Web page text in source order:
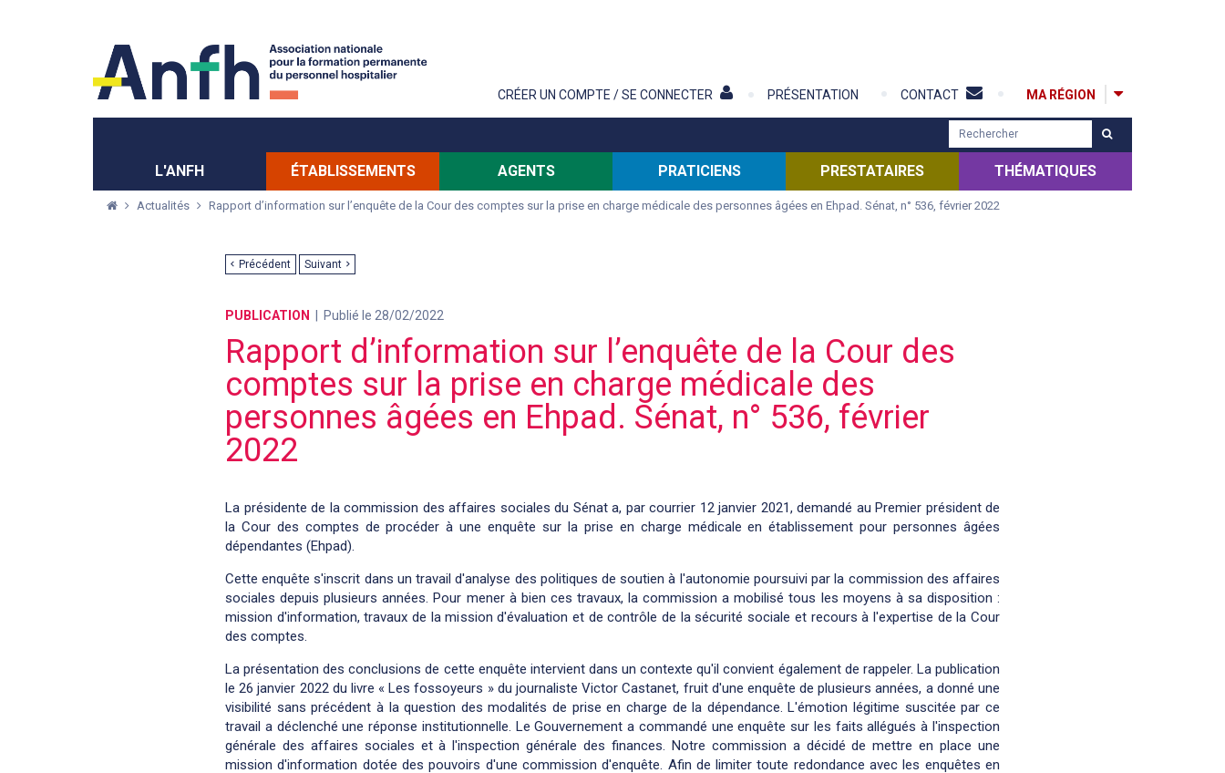
CRÉER UN COMPTE / SE CONNECTER PRÉSENTATION CONTACT MA RÉGION
e
c
h
L'ANFH ÉTABLISSEMENTS AGENTS PRATICIENS PRESTATAIRES THÉMATIQUES
Actualités Rapport d’information sur l’enquête de la Cour des comptes sur la prise en charge médicale des personnes âgées en Ehpad. Sénat, n° 536, février 2022
Précédent Suivant
PUBLICATION Publié le 28/02/2022
Rapport d’information sur l’enquête de la Cour des
comptes sur la prise en charge médicale des
personnes âgées en Ehpad. Sénat, n° 536, février
2022
La présidente de la commission des affaires sociales du Sénat a, par courrier 12 janvier 2021, demandé au Premier président de
la Cour des comptes de procéder à une enquête sur la prise en charge médicale en établissement pour personnes âgées
dépendantes (Ehpad).
Cette enquête s'inscrit dans un travail d'analyse des politiques de soutien à l'autonomie poursuivi par la commission des affaires
sociales depuis plusieurs années. Pour mener à bien ces travaux, la commission a mobilisé tous les moyens à sa disposition :
mission d'information, travaux de la mission d'évaluation et de contrôle de la sécurité sociale et recours à l'expertise de la Cour
des comptes.
La présentation des conclusions de cette enquête intervient dans un contexte qu'il convient également de rappeler. La publication
le 26 janvier 2022 du livre « Les fossoyeurs » du journaliste Victor Castanet, fruit d'une enquête de plusieurs années, a donné une
visibilité sans précédent à la question des modalités de prise en charge de la dépendance. L'émotion légitime suscitée par ce
travail a déclenché une réponse institutionnelle. Le Gouvernement a commandé une enquête sur les faits allégués à l'inspection
générale des affaires sociales et à l'inspection générale des finances. Notre commission a décidé de mettre en place une
mission d'information dotée des pouvoirs d'une commission d'enquête. Afin de limiter toute redondance avec les enquêtes en